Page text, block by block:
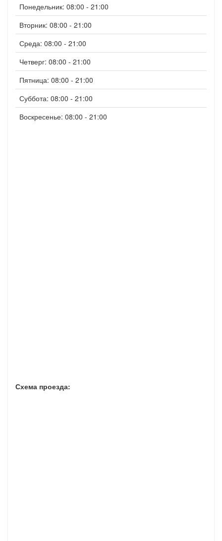
Понедельник: 08:00 - 21:00
Вторник: 08:00 - 21:00
Среда: 08:00 - 21:00
Четверг: 08:00 - 21:00
Пятница: 08:00 - 21:00
Суббота: 08:00 - 21:00
Воскресенье: 08:00 - 21:00
Схема проезда: